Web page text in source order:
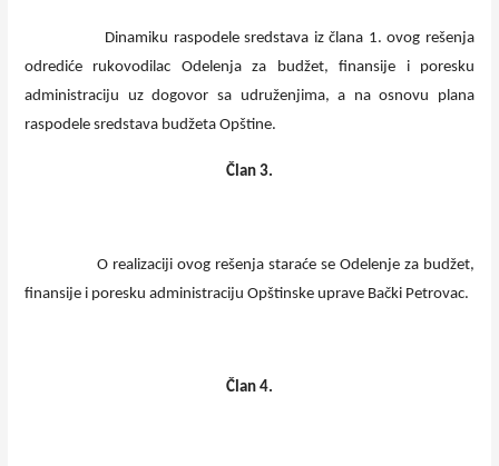
Dinamiku raspodele sredstava iz člana 1. ovog rešenja
odrediće rukovodilac Odelenja za budžet, finansije i poresku
administraciju uz dogovor sa udruženjima, a na osnovu plana
raspodele sredstava budžeta Opštine.
Član 3.
O realizaciji ovog rešenja staraće se Odelenje za budžet,
finansije i poresku administraciju Opštinske uprave Bački Petrovac.
Član 4.